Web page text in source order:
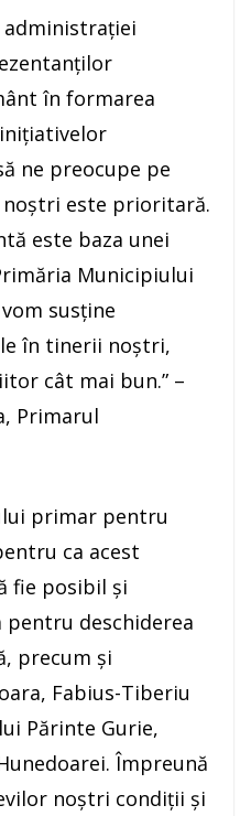
administrației
în formarea
ne preocupe pe
este prioritară.
este baza unei
Municipiului
susține
în tinerii noștri,
cât mai bun.” –
Primarul
primar pentru
ca acest
fie posibil și
deschiderea
precum și
Fabius-Tiberiu
Părinte Gurie,
Împreună
noștri condiții și